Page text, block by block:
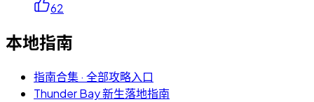
62
本地指南
指南合集 · 全部攻略入口
Thunder Bay 新生落地指南